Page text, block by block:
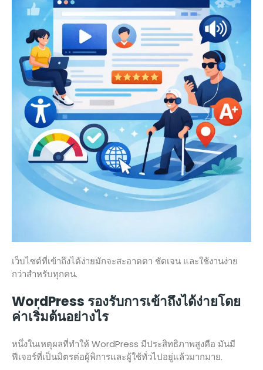
เว็บไซต์ที่เข้าถึงได้ง่ายมักจะสะอาดตา ชัดเจน และใช้งานง่าย
กว่าสำหรับทุกคน.
WordPress รองรับการเข้าถึงได้ง่ายโดย
ค่าเริ่มต้นอย่างไร
หนึ่งในเหตุผลที่ทำให้ WordPress มีประสิทธิภาพสูงคือ มันมี
ฟีเจอร์ที่เป็นมิตรต่อผู้พิการและผู้ใช้ทั่วไปอยู่แล้วมากมาย.